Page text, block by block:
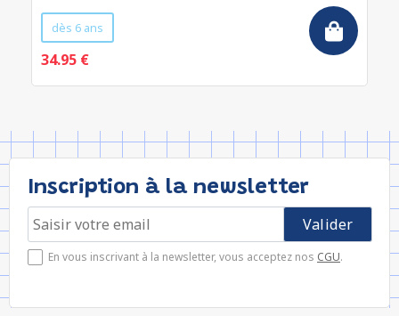
dès 6 ans
34.95 €
Inscription à la newsletter
En vous inscrivant à la newsletter, vous acceptez nos CGU.